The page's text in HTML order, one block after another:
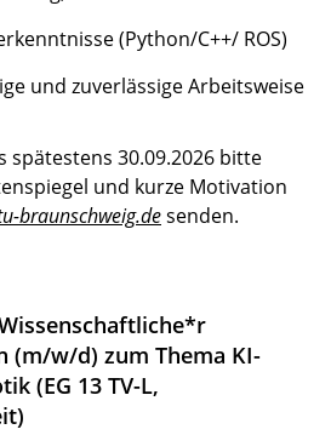
(Python/C++/ ROS)
und zuverlässige Arbeitsweise
spätestens 30.09.2026 bitte
und kurze Motivation
braunschweig.desenden.
(m/w/d) zum Thema KI-
(EG 13 TV-L,